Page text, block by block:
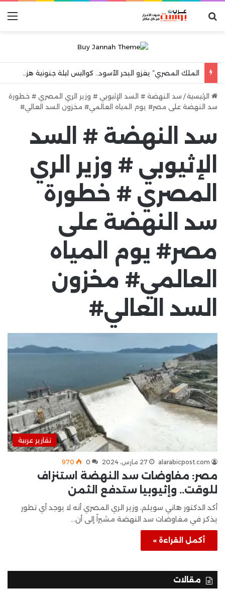
بحث عن
الرئيسية/ سد النهضة # السد الإثيوبي # وزير الري المصري # خطورة
سد النهضة على مصر# يوم المياه العالمي# مخزون السد العالي#
سد النهضة # السد
الإثيوبي # وزير الري
المصري # خطورة
سد النهضة على
مصر# يوم المياه
العالمي# مخزون
السد العالي#
تقارير عربية
alarabicpost.com 27 مارس، 2024 0
970
مصر: مفاوضات سد النهضة استنزاف
للوقت.. وإثيوبيا ستدفع الثمن
أكد الدكتور هاني سويلم، وزير الري المصري أنه لا يوجد أي تطور
يذكر في مفاوضات سد النهضة مشيراً إلى أن…
أكمل القراءة »
مقالات